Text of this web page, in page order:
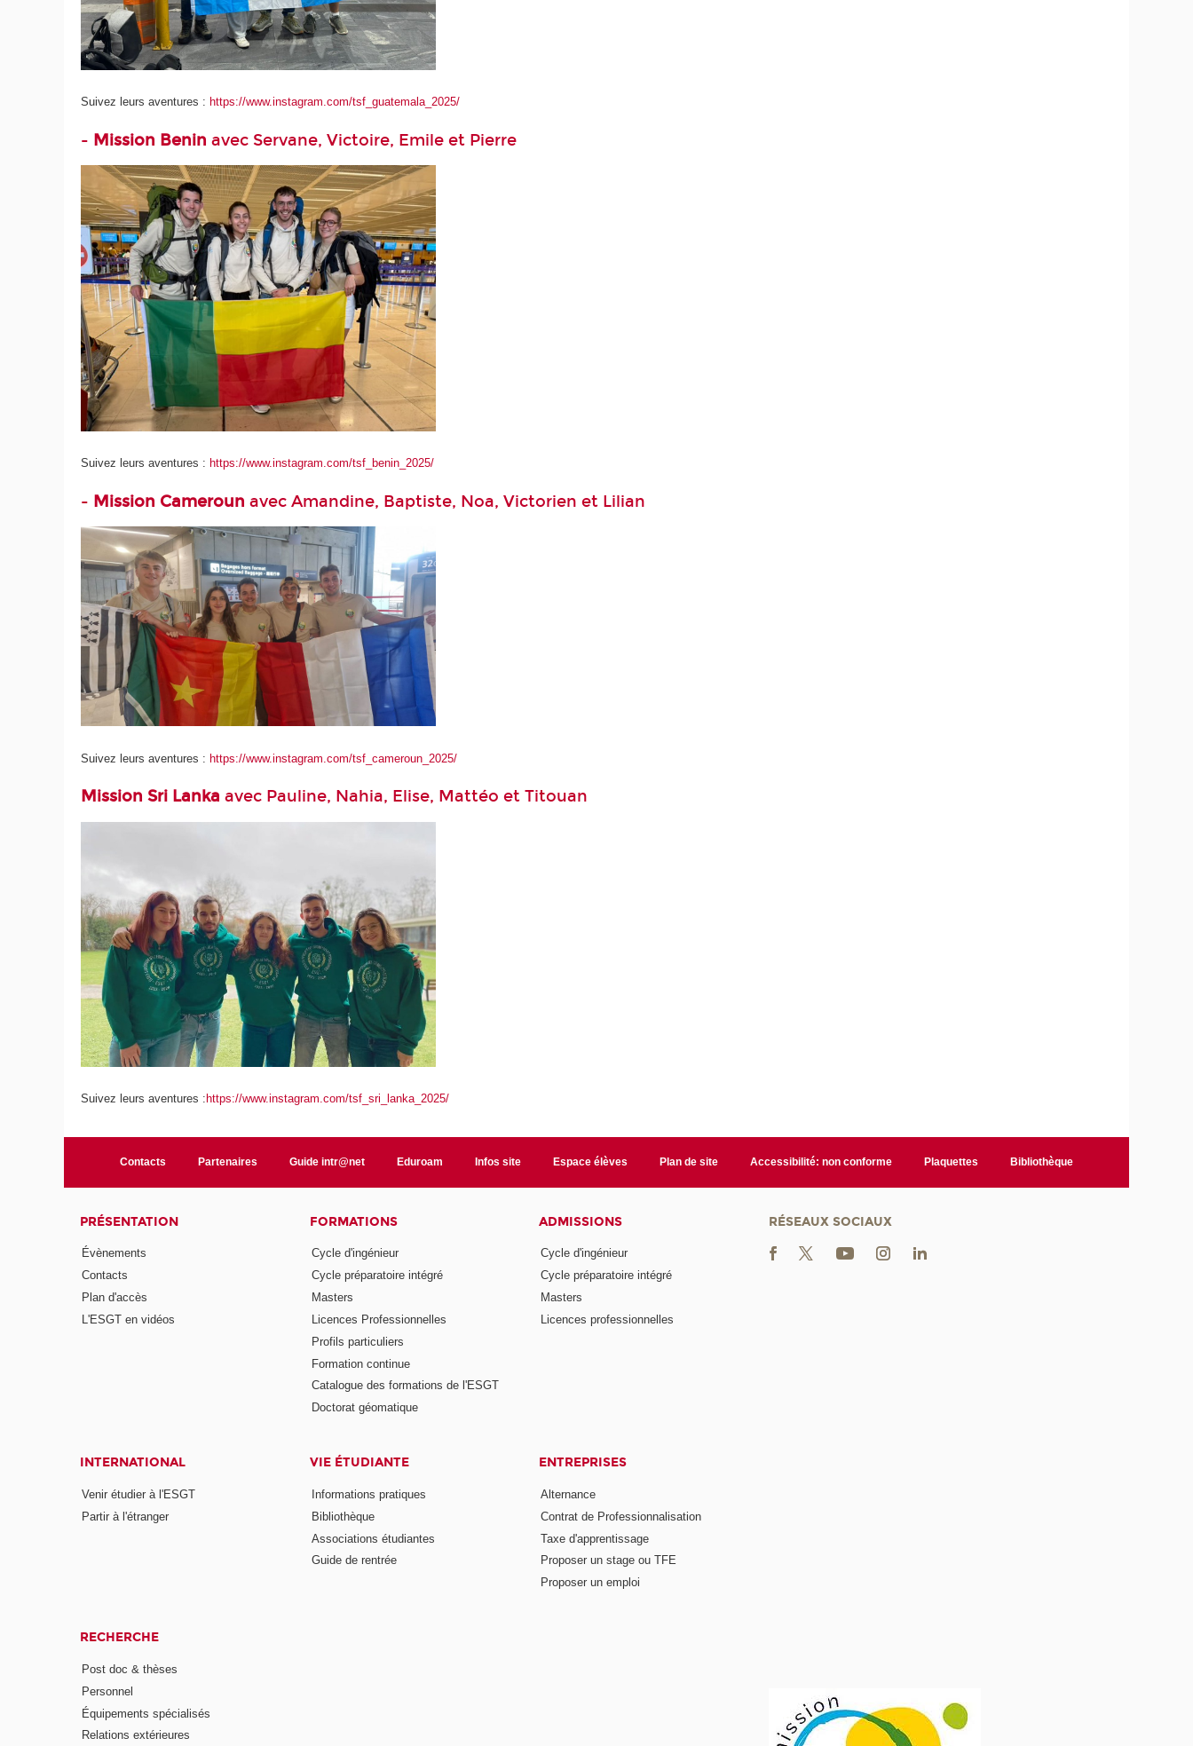
Suivez leurs aventures : https://www.instagram.com/tsf_guatemala_2025/
- Mission Beninavec Servane, Victoire, Emile et Pierre
Suivez leurs aventures : https://www.instagram.com/tsf_benin_2025/
- Mission Cameroun avec Amandine, Baptiste, Noa, Victorien et Lilian
Suivez leurs aventures : https://www.instagram.com/tsf_cameroun_2025/
Mission Sri Lankaavec Pauline, Nahia, Elise, Mattéo et Titouan
Suivez leurs aventures : https://www.instagram.com/tsf_sri_lanka_2025/
Contacts Partenaires Guide intr@net Eduroam Infos site Espace élèves Plan de site Accessibilité: non conforme Plaquettes Bibliothèque
PRÉSENTATION
Évènements
Contacts
Plan d'accès
L'ESGT en vidéos
FORMATIONS
Cycle d'ingénieur
Cycle préparatoire intégré
Masters
Licences Professionnelles
Profils particuliers
Formation continue
Catalogue des formations de l'ESGT
Doctorat géomatique
ADMISSIONS
Cycle d'ingénieur
Cycle préparatoire intégré
Masters
Licences professionnelles
INTERNATIONAL
Venir étudier à l'ESGT
Partir à l'étranger
VIE ÉTUDIANTE
Informations pratiques
Bibliothèque
Associations étudiantes
Guide de rentrée
ENTREPRISES
Alternance
Contrat de Professionnalisation
Taxe d'apprentissage
Proposer un stage ou TFE
Proposer un emploi
RECHERCHE
Post doc & thèses
Personnel
Équipements spécialisés
Relations extérieures
RÉSEAUX SOCIAUX